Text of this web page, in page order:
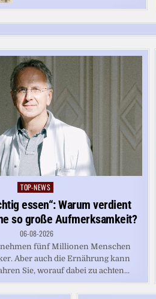
Posted
TOP-NEWS
essen“: Warum verdient
so große Aufmerksamkeit?
06-08-2026
fünf Millionen Menschen
Aber auch die Ernährung kann
Sie, worauf dabei zu achten...